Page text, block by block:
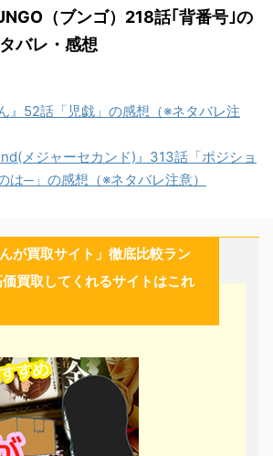
（ブンゴ）218話｢背番号｣の
バレ・感想
』52話「児戯」の感想（※ネタバレ注
メジャーセカンド)』313話「ポジショ
は─」の感想（※ネタバレ注意）
が買取サイト」徹底比較ラン
買取してくれるサイトはこれ